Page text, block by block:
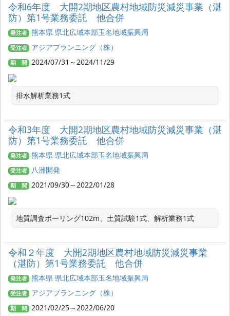
令和6年度 大開2期地区農村地域防災減災事業（湛
防）第1号業務委託 他合併
発注者 熊本県 県北広域本部玉名地域振興局
受注者 アジアプランニング（株）
期 間 2024/07/31～2024/11/29
排水解析業務1式
令和3年度 大開2期地区農村地域防災減災事業（湛
防）第1号業務委託 他合併
発注者 熊本県 県北広域本部玉名地域振興局
受注者 八洲開発
期 間 2021/09/30～2022/01/28
地質調査ボーリング102m、土質試験1式、解析業務1式
令和２年度 大開2期地区農村地域防災減災事業
（湛防）第1号業務委託 他合併
発注者 熊本県 県北広域本部玉名地域振興局
受注者 アジアプランニング（株）
期 間 2021/02/25～2022/06/20